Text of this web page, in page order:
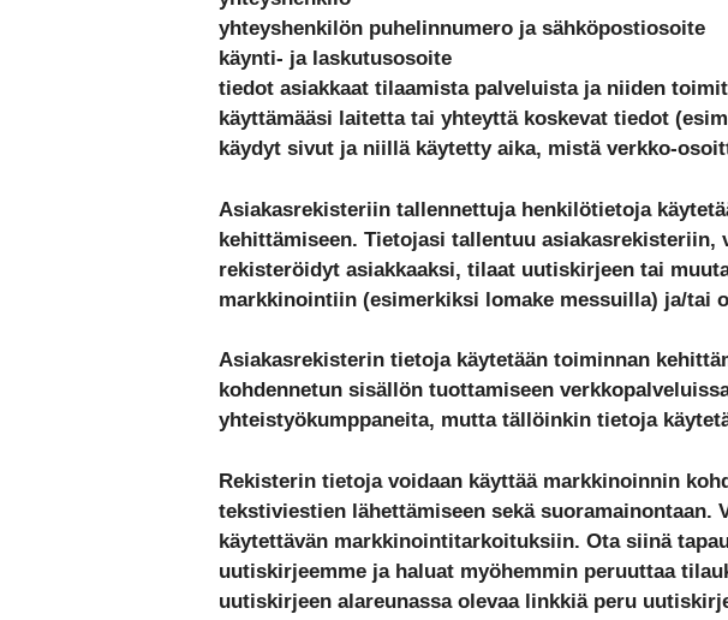
yhteyshenkilön puhelinnumero ja sähköpostiosoite
käynti- ja laskutusosoite
tiedot asiakkaat tilaamista palveluista ja niiden
käyttämääsi laitetta tai yhteyttä koskevat tiedot
käydyt sivut ja niillä käytetty aika, mistä verkko-
Asiakasrekisteriin tallennettuja henkilötietoja
kehittämiseen. Tietojasi tallentuu
rekisteröidyt asiakkaaksi, tilaat uutiskirjeen tai
markkinointiin (esimerkiksi lomake messuilla) ja/tai
Asiakasrekisterin tietoja käytetään toiminnan
kohdennetun sisällön tuottamiseen
yhteistyökumppaneita, mutta tällöinkin tietoja
Rekisterin tietoja voidaan käyttää markkinoinnin
tekstiviestien lähettämiseen sekä
käytettävän markkinointitarkoituksiin. Ota siinä
uutiskirjeemme ja haluat myöhemmin peruuttaa
uutiskirjeen alareunassa olevaa linkkiä peru